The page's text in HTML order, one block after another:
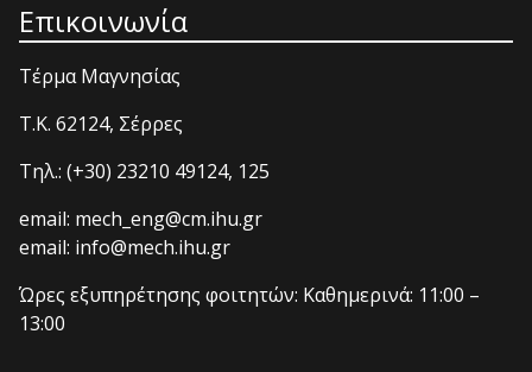
Επικοινωνία
Τέρμα Μαγνησίας
T.K. 62124, Σέρρες
Τηλ.: (+30) 23210 49124, 125
email: mech_eng@cm.ihu.gr
email: info@mech.ihu.gr
Ώρες εξυπηρέτησης φοιτητών: Καθημερινά: 11:00 –
13:00